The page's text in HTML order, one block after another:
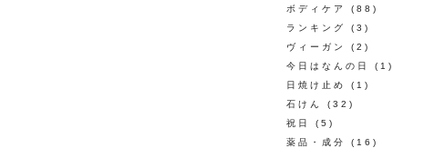
ボディケア
(88)
ランキング
(3)
ヴィーガン
(2)
今日はなんの日
(1)
日焼け止め
(1)
石けん
(32)
祝日
(5)
薬品・成分
(16)